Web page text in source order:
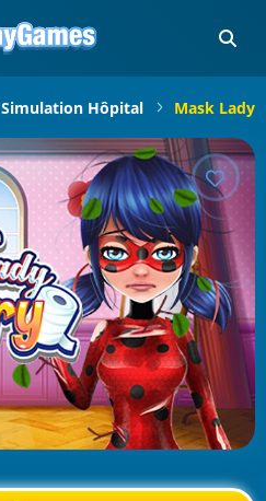
Simulation Hôpital Mask Lady